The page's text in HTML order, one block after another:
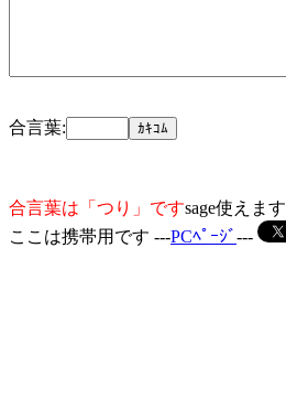
合言葉:
合言葉は「つり」ですsage使えます
ここは携帯用です ---PCﾍﾟｰｼﾞ---